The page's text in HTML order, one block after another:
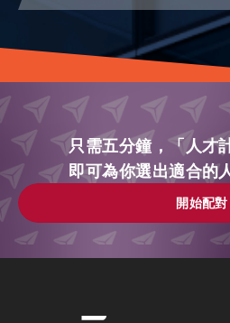
只需五分鐘，「人才
即可為你選出適合的
開始配對
開始配對